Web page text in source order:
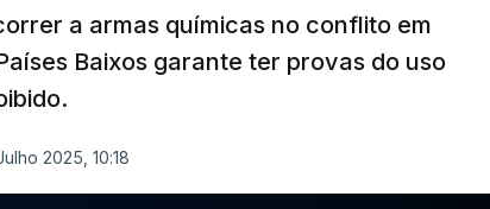
a armas químicas no conflito em
Baixos garante ter provas do uso
2025, 10:18